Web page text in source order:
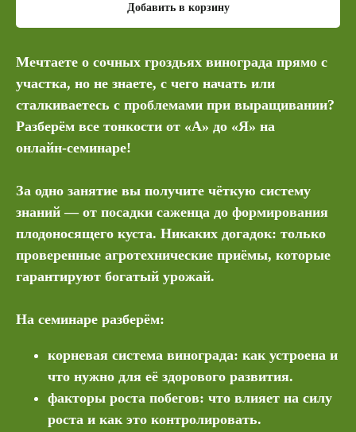
Добавить в корзину
Мечтаете о сочных гроздьях винограда прямо с
участка, но не знаете, с чего начать или
сталкиваетесь с проблемами при выращивании?
Разберём все тонкости от «А» до «Я» на
онлайн‑семинаре!
За одно занятие вы получите чёткую систему
знаний — от посадки саженца до формирования
плодоносящего куста. Никаких догадок: только
проверенные агротехнические приёмы, которые
гарантируют богатый урожай.
На семинаре разберём:
корневая система винограда: как устроена и
что нужно для её здорового развития.
факторы роста побегов: что влияет на силу
роста и как это контролировать.